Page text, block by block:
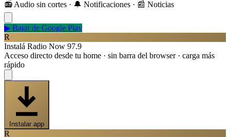
📻 Audio sin cortes · 🔔 Notificaciones · 📰 Noticias
▶ Bajar de Google Play
R
Instalá Radio Now 97.9
Acceso directo desde tu home · sin barra del browser · carga más
rápido
Instalar app
R